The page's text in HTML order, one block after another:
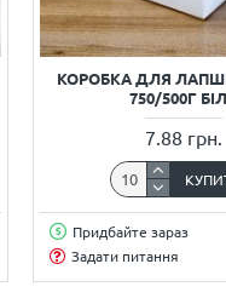
КОРОБКА ДЛЯ ЛАПШІ
750/500Г
7.88 грн.
Придбайте зараз
Задати питання